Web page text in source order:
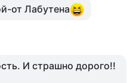
от Лабутена
И страшно дорого!!